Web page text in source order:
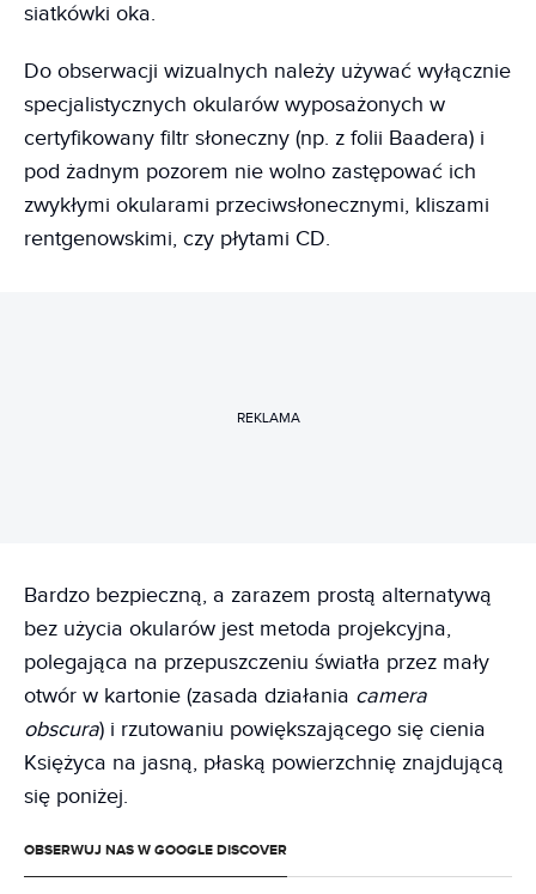
siatkówki oka.
Do obserwacji wizualnych należy używać wyłącznie
specjalistycznych okularów wyposażonych w
certyfikowany filtr słoneczny (np. z folii Baadera) i
pod żadnym pozorem nie wolno zastępować ich
zwykłymi okularami przeciwsłonecznymi, kliszami
rentgenowskimi, czy płytami CD.
REKLAMA
Bardzo bezpieczną, a zarazem prostą alternatywą
bez użycia okularów jest metoda projekcyjna,
polegająca na przepuszczeniu światła przez mały
otwór w kartonie (zasada działania camera
obscura) i rzutowaniu powiększającego się cienia
Księżyca na jasną, płaską powierzchnię znajdującą
się poniżej.
OBSERWUJ NAS W GOOGLE DISCOVER